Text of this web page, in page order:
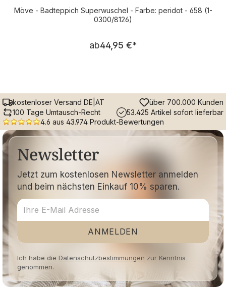
Möve - Badteppich Superwuschel - Farbe: peridot - 658 (1-
0300/8126)
Regulärer Preis:
ab44,95 €*
kostenloser Versand DE|AT
über 700.000 Kunden
100 Tage Umtausch-Recht
53.425 Artikel sofort lieferbar
4.6 aus 43.974 Produkt-Bewertungen
Newsletter
Jetzt zum kostenlosen Newsletter anmelden
und beim nächsten Einkauf 10% sparen.
ANMELDEN
Ich habe die Datenschutzbestimmungen zur Kenntnis
genommen.